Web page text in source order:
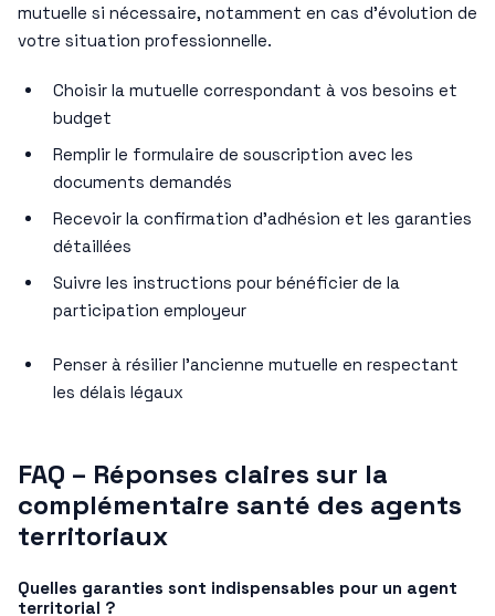
mutuelle si nécessaire, notamment en cas d’évolution de
votre situation professionnelle.
Choisir la mutuelle correspondant à vos besoins et
budget
Remplir le formulaire de souscription avec les
documents demandés
Recevoir la confirmation d’adhésion et les garanties
détaillées
Suivre les instructions pour bénéficier de la
participation employeur
Penser à résilier l’ancienne mutuelle en respectant
les délais légaux
FAQ – Réponses claires sur la
complémentaire santé des agents
territoriaux
Quelles garanties sont indispensables pour un agent
territorial ?